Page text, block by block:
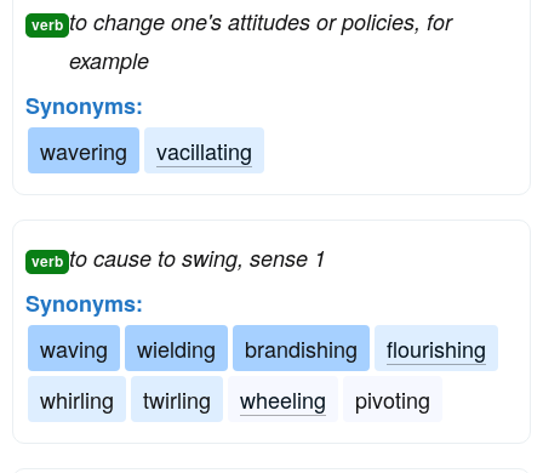
verb to change one's attitudes or policies, for
example
Synonyms:
wavering
vacillating
verb to cause to swing, sense 1
Synonyms:
waving
wielding brandishing
flourishing
whirling
twirling wheeling pivoting